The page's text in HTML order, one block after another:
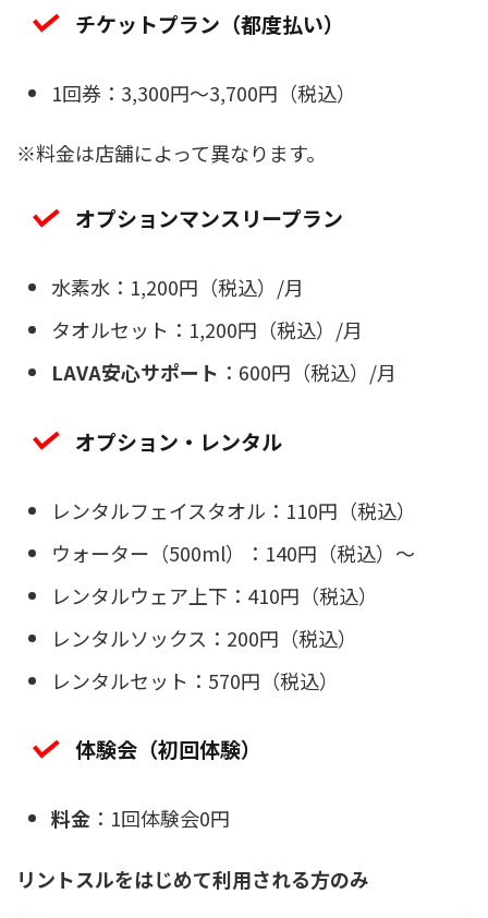
チケットプラン（都度払い）
1回券：3,300円～3,700円（税込）
※料金は店舗によって異なります。
オプションマンスリープラン
水素水：1,200円（税込）/月
タオルセット：1,200円（税込）/月
LAVA安心サポート ：600円（税込）/月
オプション・レンタル
レンタルフェイスタオル：110円（税込）
ウォーター（500ml）：140円（税込）～
レンタルウェア上下：410円（税込）
レンタルソックス：200円（税込）
レンタルセット：570円（税込）
体験会（初回体験）
料金 ：1回体験会0円
リントスルをはじめて利用される方のみ